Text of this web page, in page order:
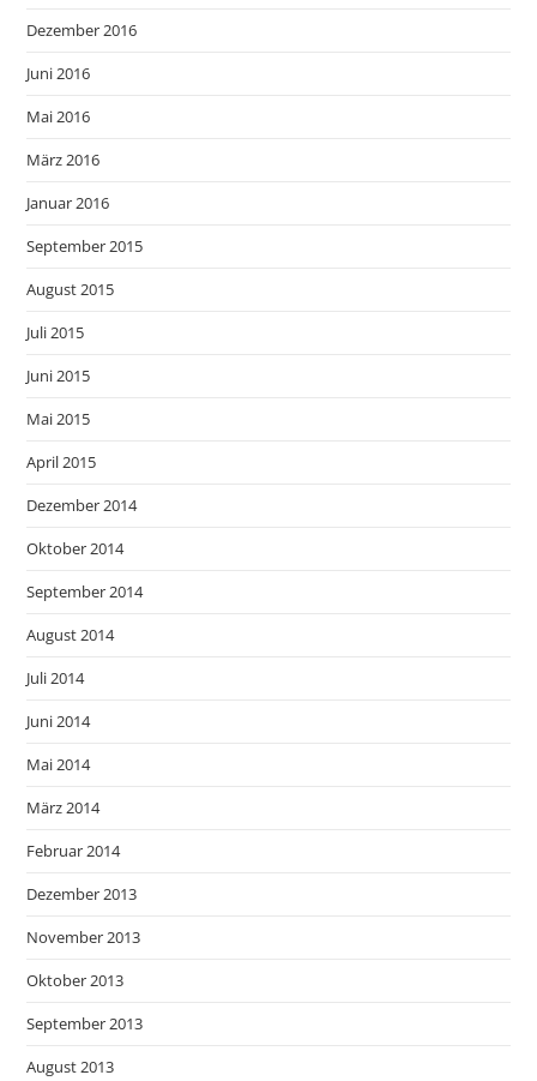
Dezember 2016
Juni 2016
Mai 2016
März 2016
Januar 2016
September 2015
August 2015
Juli 2015
Juni 2015
Mai 2015
April 2015
Dezember 2014
Oktober 2014
September 2014
August 2014
Juli 2014
Juni 2014
Mai 2014
März 2014
Februar 2014
Dezember 2013
November 2013
Oktober 2013
September 2013
August 2013